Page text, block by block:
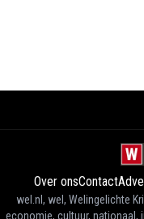
Over onsContact
wel.nl, wel, Welingelichte
economie, cultuur, nationaal,